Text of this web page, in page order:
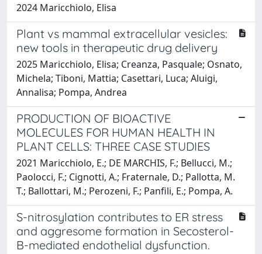
2024 Maricchiolo, Elisa
Plant vs mammal extracellular vesicles:
new tools in therapeutic drug delivery
2025 Maricchiolo, Elisa; Creanza, Pasquale; Osnato,
Michela; Tiboni, Mattia; Casettari, Luca; Aluigi,
Annalisa; Pompa, Andrea
PRODUCTION OF BIOACTIVE
MOLECULES FOR HUMAN HEALTH IN
PLANT CELLS: THREE CASE STUDIES
2021 Maricchiolo, E.; DE MARCHIS, F.; Bellucci, M.;
Paolocci, F.; Cignotti, A.; Fraternale, D.; Pallotta, M.
T.; Ballottari, M.; Perozeni, F.; Panfili, E.; Pompa, A.
S-nitrosylation contributes to ER stress
and aggresome formation in Secosterol-
B-mediated endothelial dysfunction.